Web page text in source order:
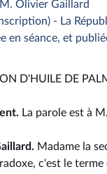
M. Olivier Gaillard
- La
en séance, et
D'HUILE DE
La parole est à
Madame la
c'est le